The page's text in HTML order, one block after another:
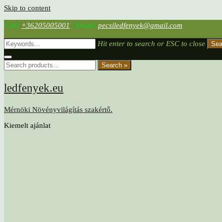
Skip to content
Call: +36205005001 | Email: pecsiledfenyek@gmail.com
Hit enter to search or ESC to close
Search »
ledfenyek.eu
Mérnöki Növényvilágítás szakértő.
Kiemelt ajánlat